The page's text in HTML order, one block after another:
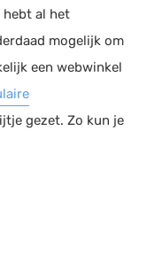
hebt al het
mogelijk om
een webwinkel
gezet. Zo kun je